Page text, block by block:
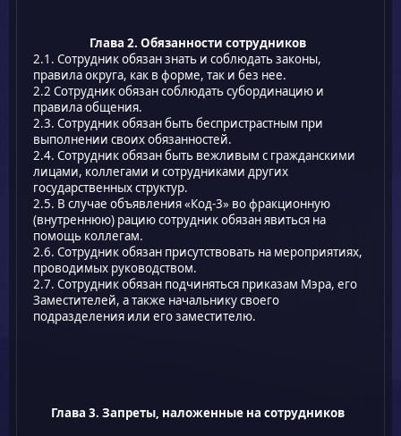
Глава 2. Обязанности сотрудников
2.1. Сотрудник обязан знать и соблюдать законы,
правила округа, как в форме, так и без нее.
2.2 Сотрудник обязан соблюдать субординацию и
правила общения.
2.3. Сотрудник обязан быть беспристрастным при
выполнении своих обязанностей.
2.4. Сотрудник обязан быть вежливым с гражданскими
лицами, коллегами и сотрудниками других
государственных структур.
2.5. В случае объявления «Код-3» во фракционную
(внутреннюю) рацию сотрудник обязан явиться на
помощь коллегам.
2.6. Сотрудник обязан присутствовать на мероприятиях,
проводимых руководством.
2.7. Сотрудник обязан подчиняться приказам Мэра, его
Заместителей, а также начальнику своего
подразделения или его заместителю.
Глава 3. Запреты, наложенные на сотрудников